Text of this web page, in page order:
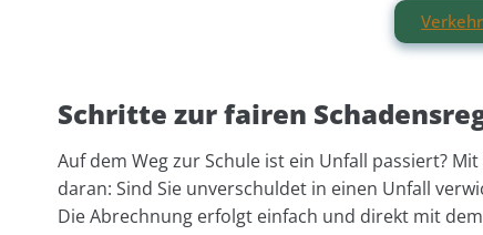
Schritte zur fairen
Auf dem Weg zur Schule ist ein Unfall passiert?
daran: Sind Sie unverschuldet in einen Unfall
Die Abrechnung erfolgt einfach und direkt mit